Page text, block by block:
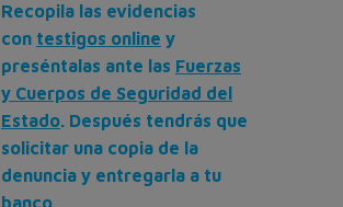
Recopila las evidencias
con testigos online y
preséntalas ante las Fuerzas
y Cuerpos de Seguridad del
Estado. Después tendrás que
solicitar una copia de la
denuncia y entregarla a tu